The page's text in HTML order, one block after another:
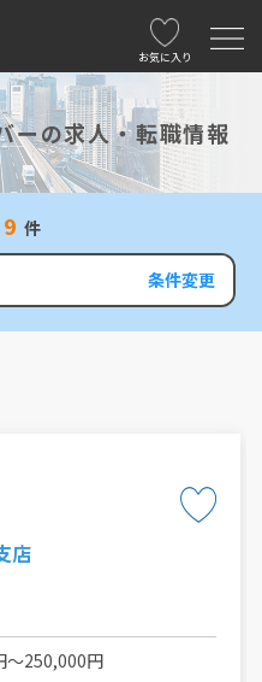
お気に入り
ーの求人・転職情報
9 件
条件変更
店
〜250,000円